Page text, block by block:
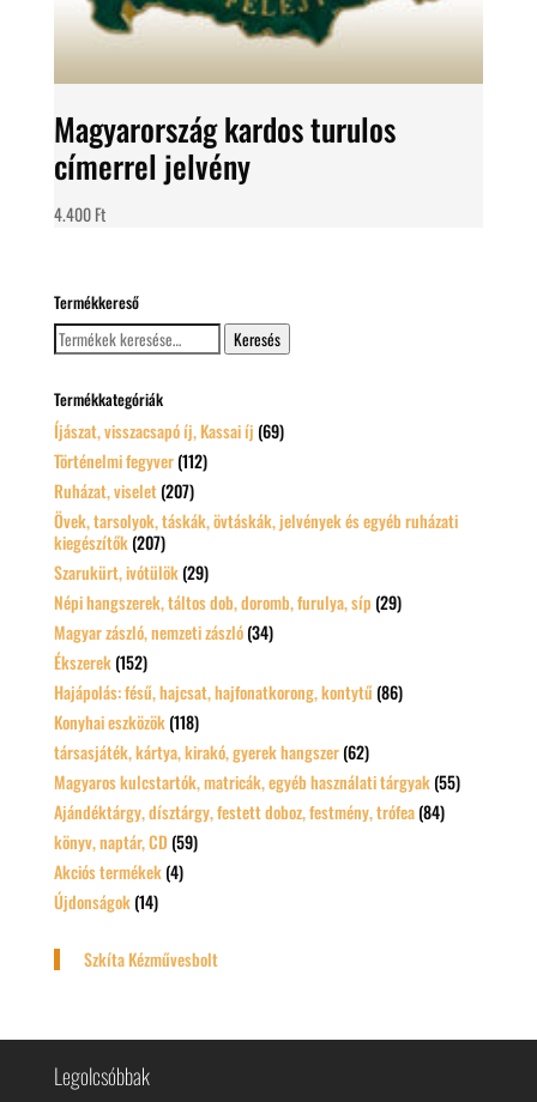
Magyarország kardos turulos
címerrel jelvény
4.400Ft
Termékkereső
Keresés
a
Keresés
Termékkategóriák
Íjászat, visszacsapó íj, Kassai íj (69)
Történelmi fegyver (112)
Ruházat, viselet (207)
Övek, tarsolyok, táskák, övtáskák, jelvények és egyéb ruházati
kiegészítők (207)
Szarukürt, ivótülök (29)
Népi hangszerek, táltos dob, doromb, furulya, síp (29)
Magyar zászló, nemzeti zászló (34)
Ékszerek (152)
Hajápolás: fésű, hajcsat, hajfonatkorong, kontytű (86)
Konyhai eszközök (118)
társasjáték, kártya, kirakó, gyerek hangszer (62)
Magyaros kulcstartók, matricák, egyéb használati tárgyak (55)
Ajándéktárgy, dísztárgy, festett doboz, festmény, trófea (84)
könyv, naptár, CD (59)
Akciós termékek (4)
Újdonságok (14)
Szkíta Kézművesbolt
Legolcsóbbak